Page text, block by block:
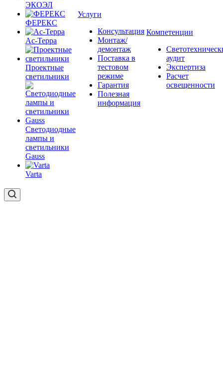
ЭКОЭЛ
ФЕРЕКС
Ас-Терра
Проектные
светильники
Светодиодные
лампы и
светильники
Gauss
Varta
Услуги
Консультация
Монтаж/
демонтаж
Поставка в
тестовом
режиме
Гарантия
Полезная
информация
Компетенции
аудит
Экспертиза
Расчет
освещенности